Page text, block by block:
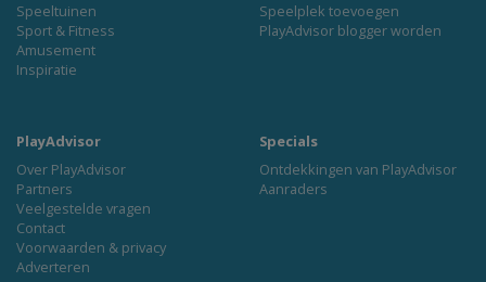
Speeltuinen
Sport & Fitness
Amusement
Inspiratie
Speelplek toevoegen
PlayAdvisor blogger worden
PlayAdvisor
Over PlayAdvisor
Partners
Veelgestelde vragen
Contact
Voorwaarden & privacy
Adverteren
Specials
Ontdekkingen van PlayAdvisor
Aanraders